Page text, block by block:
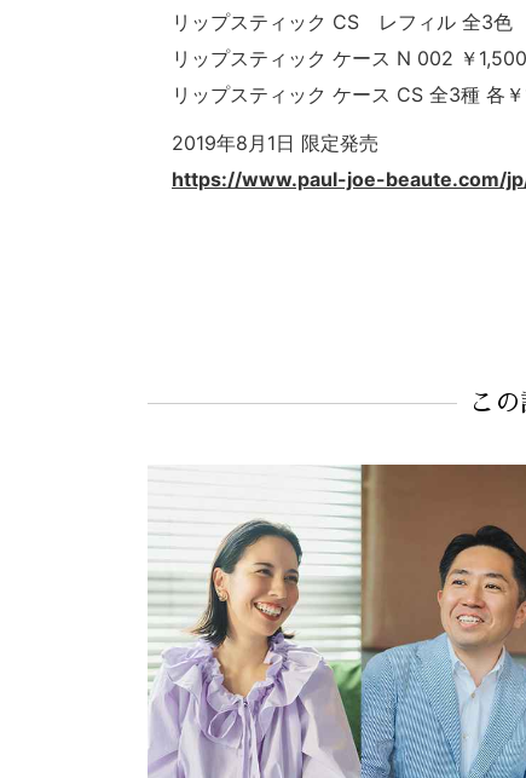
リップスティック CS レフィル 全3
リップスティック ケース N 002 ￥1,500
リップスティック ケース CS 全3種 各
2019年8月1日 限定発売
https://www.paul-joe-beaute.com/
こ